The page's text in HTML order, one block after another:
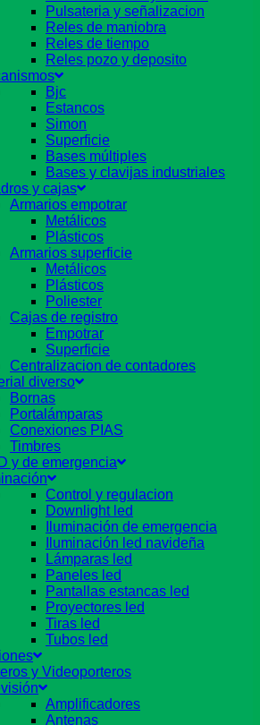
Pulsateria y señalizacion
Reles de maniobra
Reles de tiempo
Reles pozo y deposito
Bjc
Estancos
Simon
Superficie
Bases múltiples
Bases y clavijas industriales
y cajas
Armarios empotrar
Metálicos
Plásticos
Armarios superficie
Metálicos
Plásticos
Poliester
Cajas de registro
Empotrar
Superficie
Centralizacion de contadores
diverso
Bornas
Portalámparas
Conexiones PIAS
Timbres
y de emergencia
Control y regulacion
Downlight led
Iluminación de emergencia
Iluminación led navideña
Lámparas led
Paneles led
Pantallas estancas led
Proyectores led
Tiras led
Tubos led
y Videoporteros
Amplificadores
Antenas